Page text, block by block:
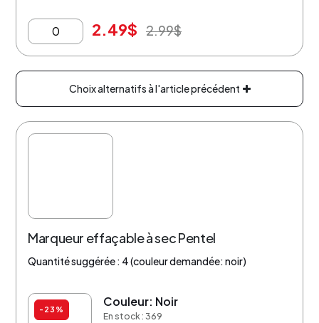
2.49$ 2.99$
Choix alternatifs à l'article précédent
Marqueur effaçable à sec Pentel
Quantité suggérée : 4 (couleur demandée: noir)
-23%
Couleur: Noir
En stock : 369